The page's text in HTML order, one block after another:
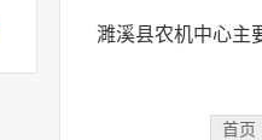
濉溪县农机中心主
首页